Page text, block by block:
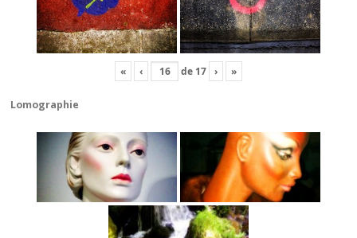
« ‹ de 17 › »
Lomographie